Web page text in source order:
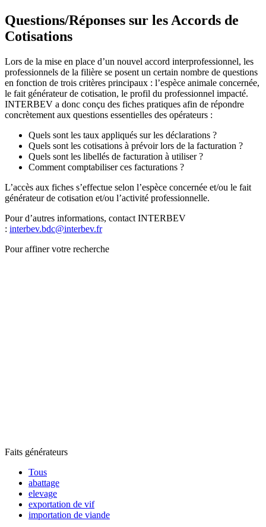
Questions/Réponses sur les Accords de
Cotisations
Lors de la mise en place d’un nouvel accord interprofessionnel, les
professionnels de la filière se posent un certain nombre de questions
en fonction de trois critères principaux : l’espèce animale concernée,
le fait générateur de cotisation, le profil du professionnel impacté.
INTERBEV a donc conçu des fiches pratiques afin de répondre
concrètement aux questions essentielles des opérateurs :
Quels sont les taux appliqués sur les déclarations ?
Quels sont les cotisations à prévoir lors de la facturation ?
Quels sont les libellés de facturation à utiliser ?
Comment comptabiliser ces facturations ?
L’accès aux fiches s’effectue selon l’espèce concernée et/ou le fait
générateur de cotisation et/ou l’activité professionnelle.
Pour d’autres informations, contact INTERBEV
: interbev.bdc@interbev.fr
Pour affiner votre recherche
Faits générateurs
Tous
abattage
elevage
exportation de vif
importation de viande